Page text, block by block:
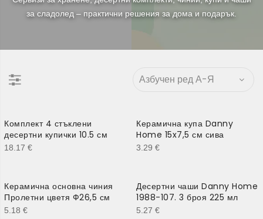
за сладолед – практични решения за дома и подарък.
Комплект 4 стъклени
десертни купички 10.5 см
18.17 €
Керамична купа Danny
Home 15x7,5 см сива
3.29 €
Керамична основна чиния
Пролетни цветя Ф26,5 см
5.18 €
Десертни чаши Danny Home
1988-107. 3 броя 225 мл
5.27 €